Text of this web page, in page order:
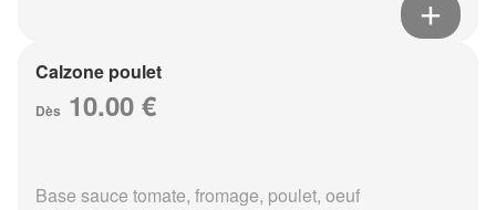
Calzone poulet
Dès 10.00 €
Base sauce tomate, fromage, poulet, oeuf